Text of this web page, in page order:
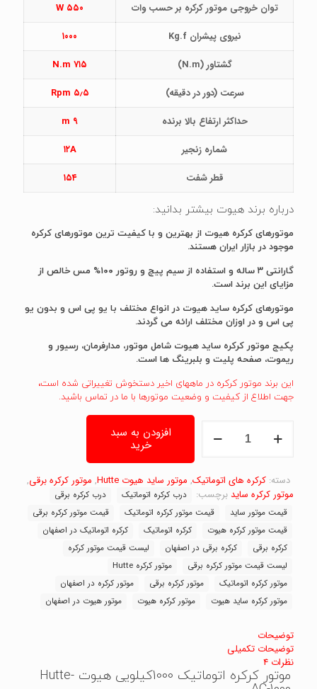
توان خروجی موتور کرکره بر حسب وات
۵۵۰ W
نیروی پیشران Kg.f
۱۰۰۰
گشتاور (N.m)
۷۱۵ N.m
سرعت (دور در دقیقه)
۵٫۵ Rpm
حداکثر ارتفاع بالا برنده
۹ m
شماره زنجیر
۱۲A
قطر شفت
۱۵۴
درباره برند هیوت بیشتر بدانید:
موتورهای کرکره هیوت از بهترین و با کیفیت ترین موتورهای کرکره
موجود در بازار ایران هستند.
گارانتی ۳ ساله و استفاده از سیم پیچ و روتور ۱۰۰% مس خالص از
مزایای این برند است.
موتورهای کرکره ساید هیوت در انواع مختلف با یو پی اس و بدون یو
پی اس و در اوزان مختلف ارائه می گردند.
پکیج موتور کرکره ساید هیوت شامل موتور، مدارفرمان، رسیور و
ریموت، صفحه پلیت و بلبرینگ ها است.
این برند موتور کرکره در ماههای اخیر دستخوش تغییراتی شده است،
جهت اطلاع از کیفیت و وضعیت موتورها با ما در تماس باشید.
کرکره
هیوت
Hutte-
AC-
1000
عدد
افزودن به سبد
خرید
دسته: کرکره های اتوماتیک, موتور ساید هیوت Hutte , موتور کرکره برقی,
موتور کرکره ساید برچسب: درب کرکره اتوماتیک
درب کرکره برقی
قیمت موتور ساید
قیمت موتور کرکره اتوماتیک
قیمت موتور کرکره برقی
قیمت موتور کرکره هیوت
کرکره اتوماتیک
کرکره اتوماتیک در اصفهان
کرکره برقی
کرکره برقی در اصفهان
لیست قیمت موتور کرکره
لیست قیمت موتور کرکره برقی
موتور کرکره Hutte
موتور کرکره اتوماتیک
موتور کرکره برقی
موتور کرکره در اصفهان
موتور کرکره ساید هیوت
موتور کرکره هیوت موتور هیوت در اصفهان
توضیحات
توضیحات تکمیلی
نظرات 4
موتور کرکره اتوماتیک 1000کیلویی هیوت Hutte-